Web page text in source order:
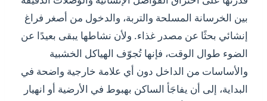
بين الخرسانة المسلحة والتربة، والدخول من أصغر فراغ
إنشائي بحثًا عن مصدر غذاء. ولأن نشاطها يبقى بعيدًا عن
الضوء طوال الوقت، فإنها تُجوّف الهياكل الخشبية
والأساسات من الداخل دون أي علامة خارجية واضحة في
البداية، إلى أن يفاجَأ الساكن بهبوط في الأرضية أو انهيار